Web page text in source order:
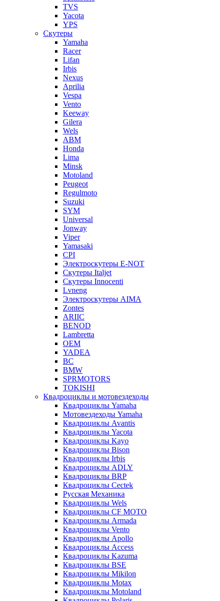
TVS
Yacota
YPS
Скутеры
Yamaha
Racer
Lifan
Irbis
Nexus
Aprilia
Vespa
Vento
Keeway
Gilera
Wels
ABM
Honda
Lima
Minsk
Motoland
Peugeot
Regulmoto
Suzuki
SYM
Universal
Jonway
Viper
Yamasaki
CPI
Электроскутеры E-NOT
Скутеры Italjet
Скутеры Innocenti
Lvneng
Электроскутеры AIMA
Zontes
ARIIC
BENOD
Lambretta
OEM
YADEA
BC
BMW
SPRMOTORS
TOKISHI
Квадроциклы и мотовездеходы
Квадроциклы Yamaha
Мотовездеходы Yamaha
Квадроциклы Avantis
Квадроциклы Yacota
Квадроциклы Kayo
Квадроциклы Bison
Квадроциклы Irbis
Квадроциклы ADLY
Квадроциклы BRP
Квадроциклы Cectek
Русская Механика
Квадроциклы Wels
Квадроциклы CF MOTO
Квадроциклы Armada
Квадроциклы Vento
Квадроциклы Apollo
Квадроциклы Access
Квадроциклы Kazuma
Квадроциклы BSE
Квадроциклы Mikilon
Квадроциклы Motax
Квадроциклы Motoland